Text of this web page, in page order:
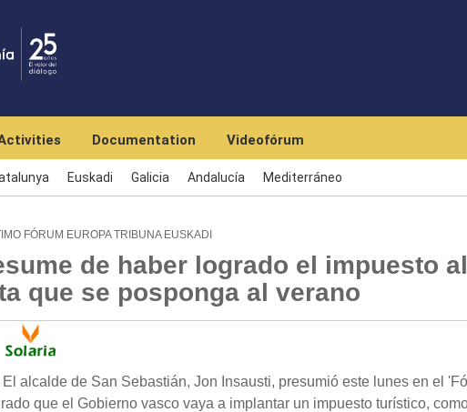
Documentation Videofórum
Euskadi Galicia Andalucía Mediterráneo
FÓRUM EUROPA TRIBUNA EUSKADI
de haber logrado el impuesto
que se posponga al verano
El alcalde de San Sebastián, Jon Insausti, presumió este lunes en el
que el Gobierno vasco vaya a implantar un impuesto turístico,